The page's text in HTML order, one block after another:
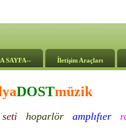
SAYFA-- İletişim Araçları
DOSTmüzik
seti hoparlör amplıfıer